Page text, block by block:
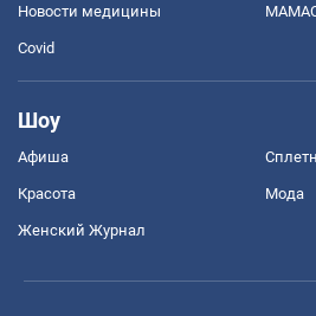
Новости медицины
Covid
Шоу
Афиша
Красота Мода
Женский Журнал